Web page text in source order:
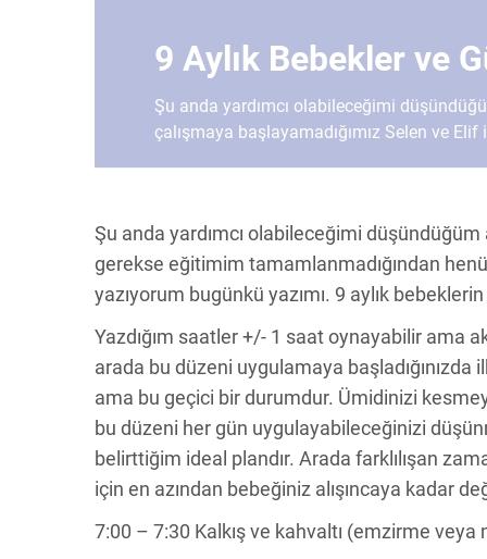
9 Aylık Bebekler ve
Şu anda yardımcı olabileceğimi
çalışmaya başlayamadığımız Selen ve
Şu anda yardımcı olabileceğimi
gerekse eğitimim tamamlanmadığından
yazıyorum bugünkü yazımı. 9 aylık
Yazdığım saatler +/- 1 saat oynayabilir ama
arada bu düzeni uygulamaya
ama bu geçici bir durumdur. Ümidinizi
bu düzeni her gün uygulayabileceğinizi
belirttiğim ideal plandır. Arada farklılışan
için en azından bebeğiniz alışıncaya kadar
7:00 – 7:30 Kalkış ve kahvaltı (emzirme veya